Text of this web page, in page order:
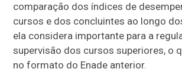
comparação dos índices de
cursos e dos concluintes ao longo
ela considera importante para a
supervisão dos cursos superiores, o
no formato do Enade anterior.